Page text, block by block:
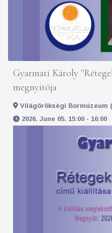
Gyarmati Károly
megnyitója
Világörökségi Bormúzeum
2026. June 05. 15:00 - 16:00